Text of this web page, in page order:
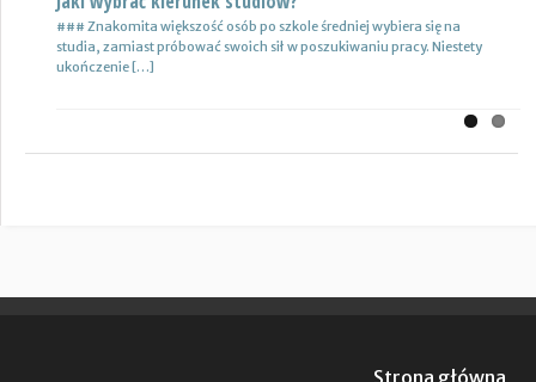
### Znakomita większość osób po szkole średniej wybiera się na
studia, zamiast próbować swoich sił w poszukiwaniu pracy. Niestety
ukończenie […]
Strona główna